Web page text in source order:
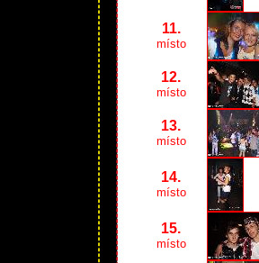
11.
místo
12.
místo
13.
místo
14.
místo
15.
místo